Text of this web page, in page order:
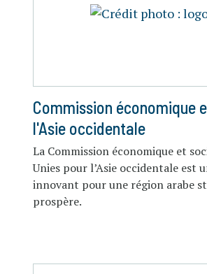
Commission économique
l'Asie occidentale
La Commission économique et
Unies pour l’Asie occidentale est
innovant pour une région arabe
prospère.